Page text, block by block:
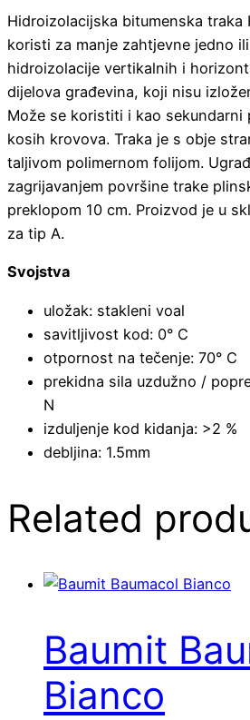
Hidroizolacijska bitumenska traka
koristi za manje zahtjevne jedno
hidroizolacije vertikalnih i
dijelova građevina, koji nisu
Može se koristiti i kao sekundarni
kosih krovova. Traka je s obje
taljivom polimernom folijom.
zagrijavanjem površine trake
preklopom 10 cm. Proizvod je u
za tip A.
Svojstva
uložak: stakleni voal
savitljivost kod: 0° C
otpornost na tečenje: 70° C
prekidna sila uzdužno /
N
izduljenje kod kidanja: >2 %
debljina: 1.5mm
Related
Baumit
Bianco